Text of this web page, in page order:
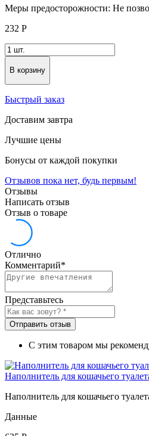
Меры предосторожности: Не
232 Р
В корзину
Быстрый заказ
Доставим завтра
Лучшие цены
Бонусы от каждой покупки
Отзывов пока нет, будь первым!
Отзывы
Написать отзыв
Отзыв о товаре
Отлично
Комментарий*
Представьтесь
Отправить отзыв
С этим товаром мы
Наполнитель для кошачьего
Наполнитель для кошачьего
Данные